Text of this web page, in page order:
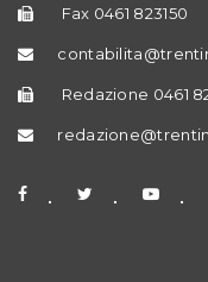
Fax 0461 823150
Redazione 0461